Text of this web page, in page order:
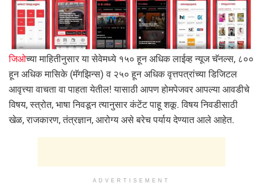
जिओच्या माहितीनुसार या सेवेमध्ये १५० हून अधिक लाईव्ह न्यूज चॅनल्स, ८००
हून अधिक मासिके (मॅगझिन्स) व २५० हून अधिक वृत्तपत्रांच्या डिजिटल
आवृत्त्या वाचता वा पाहता येतील! यासाठी आपण होमपेजवर आपल्या आवडीचे
विषय, स्त्रोत, भाषा निवडून त्यानुसार कंटेंट पाहू शकू. विषय निवडीसाठी
खेळ, राजकारण, तंत्रज्ञान, आरोग्य असे बरेच पर्याय देण्यात आले आहेत.
ADVERTISEMENT